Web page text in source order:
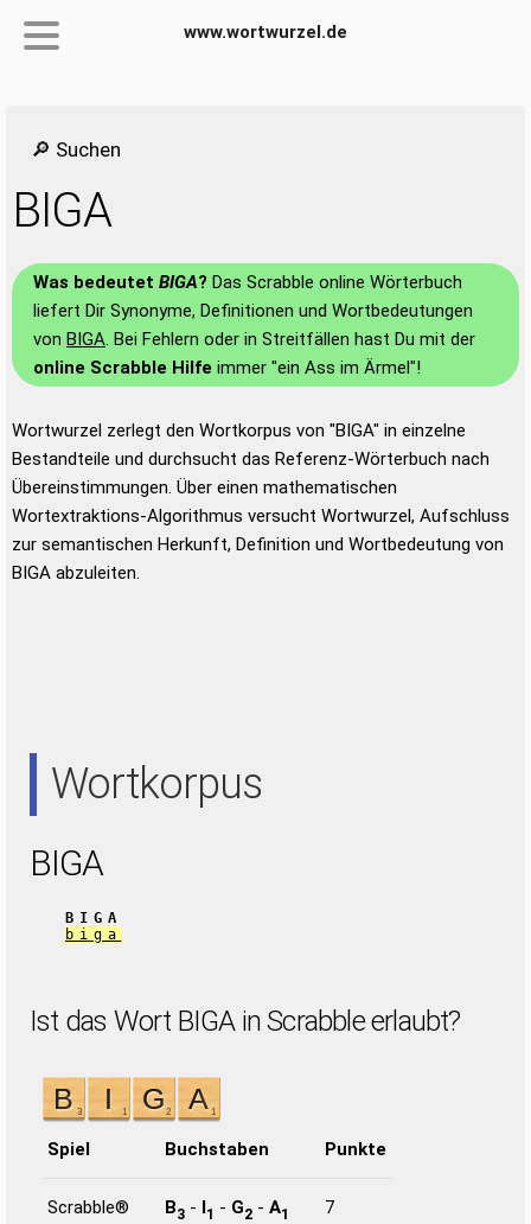
www.wortwurzel.de
🔎 Suchen
BIGA
Was bedeutet BIGA? Das Scrabble online Wörterbuch
liefert Dir Synonyme, Definitionen und Wortbedeutungen
von BIGA. Bei Fehlern oder in Streitfällen hast Du mit der
online Scrabble Hilfe immer "ein Ass im Ärmel"!
Wortwurzel zerlegt den Wortkorpus von "BIGA" in einzelne
Bestandteile und durchsucht das Referenz-Wörterbuch nach
Übereinstimmungen. Über einen mathematischen
Wortextraktions-Algorithmus versucht Wortwurzel, Aufschluss
zur semantischen Herkunft, Definition und Wortbedeutung von
BIGA abzuleiten.
Wortkorpus
BIGA
BIGA
biga
Ist das Wort BIGA in Scrabble erlaubt?
Spiel Buchstaben Punkte
Scrabble® B3 - I1 - G2 - A1 7